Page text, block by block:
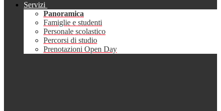
Servizi
Panoramica
Famiglie e studenti
Personale scolastico
Percorsi di studio
Prenotazioni Open Day